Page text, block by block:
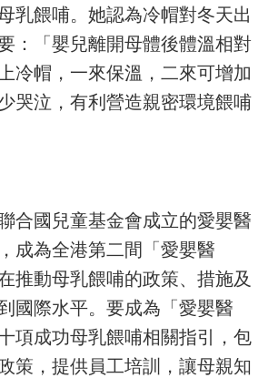
乳餵哺。她認為冷帽對冬天出
：「嬰兒離開母體後體溫相對
冷帽，一來保溫，二來可增加
哭泣，有利營造親密環境餵哺
合國兒童基金會成立的愛嬰醫
成為全港第二間「愛嬰醫
推動母乳餵哺的政策、措施及
國際水平。要成為「愛嬰醫
項成功母乳餵哺相關指引，包
策，提供員工培訓，讓母親知